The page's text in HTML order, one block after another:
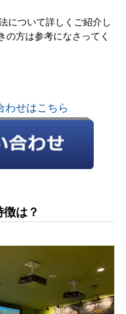
について詳しくご紹介し
の方は参考になさってく
わせはこちら
は？